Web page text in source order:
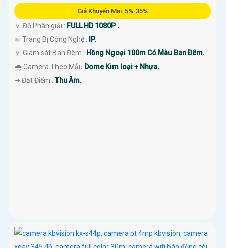
Giá Khuyến Mại: 5%-35%
🔅 Độ Phân giải : FULL HD 1080P .
⚛️ Trang Bị Công Nghệ :
IP.
🔅 Giám sát Ban Đêm : Hồng Ngoại 100m Có Màu Ban Ðêm.
🌧️ Camera Theo Mẫu Dome Kim loại + Nhựa.
️⇝ Đặt Điểm :Thu Âm.